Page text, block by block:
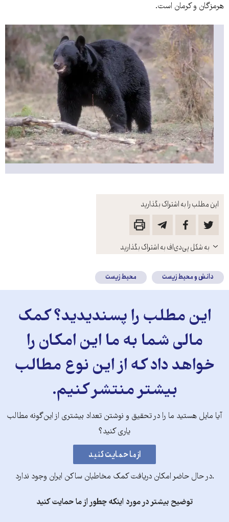
این مطلب را به اشتراک بگذارید
باز
کنید
به شکل پی‌دی‌اف به اشتراک بگذارید
هرمزگان و کرمان است.
دانش و محیط زیست محیط زیست
این مطلب را پسندیدید؟ کمک
مالی شما به ما این امکان را
خواهد داد که از این نوع مطالب
بیشتر منتشر کنیم.
آیا مایل هستید ما را در تحقیق و نوشتن تعداد بیشتری از این‌گونه مطالب
یاری کنید؟
.در حال حاضر امکان دریافت کمک مخاطبان ساکن ایران وجود ندارد
توضیح بیشتر در مورد اینکه چطور از ما حمایت کنید